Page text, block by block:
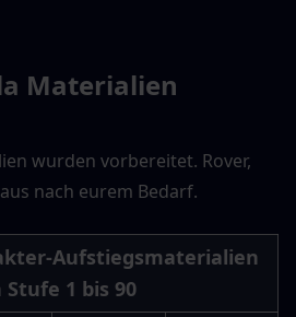
Materialien
wurden vorbereitet. Rover,
nach eurem Bedarf.
Aufstiegsmaterialien
Stufe 1 bis 90